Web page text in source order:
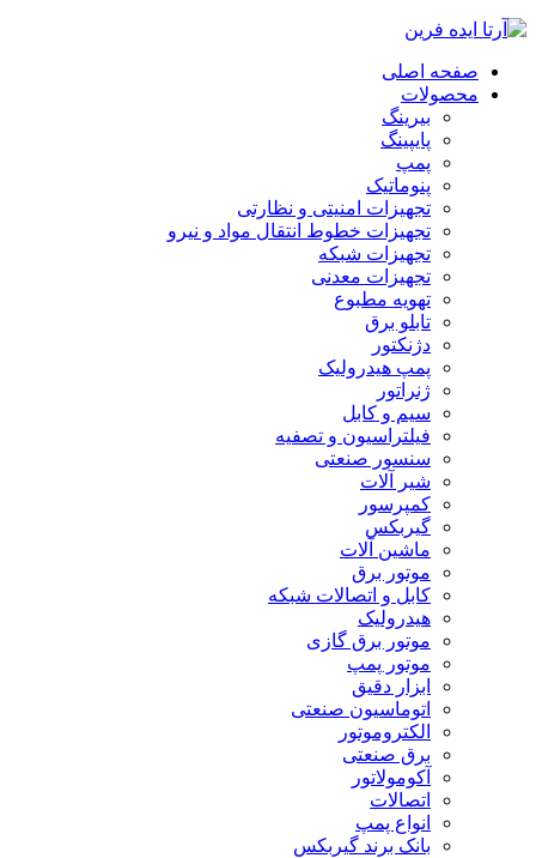
صفحه اصلی
محصولات
بیرینگ
پایپینگ
پمپ
پنوماتیک
تجهیزات امنیتی و نظارتی
تجهیزات خطوط انتقال مواد و نیرو
تجهیزات شبکه
تجهیزات معدنی
تهویه مطبوع
تابلو برق
دژنکتور
پمپ هیدرولیک
ژنراتور
سیم و کابل
فیلتراسیون و تصفیه
سنسور صنعتی
شیر آلات
کمپرسور
گیربکس
ماشین آلات
موتور برق
کابل و اتصالات شبکه
هیدرولیک
موتور برق گازی
موتور پمپ
ابزار دقیق
اتوماسیون صنعتی
الکتروموتور
برق صنعتی
آکومولاتور
اتصالات
انواع پمپ
بانک برند گیربکس